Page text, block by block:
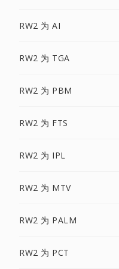
RW2 为 AI
RW2 为 TGA
RW2 为 PBM
RW2 为 FTS
RW2 为 IPL
RW2 为 MTV
RW2 为 PALM
RW2 为 PCT